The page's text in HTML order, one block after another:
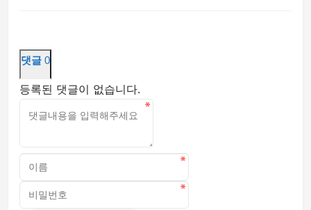
댓글 0
등록된 댓글이 없습니다.